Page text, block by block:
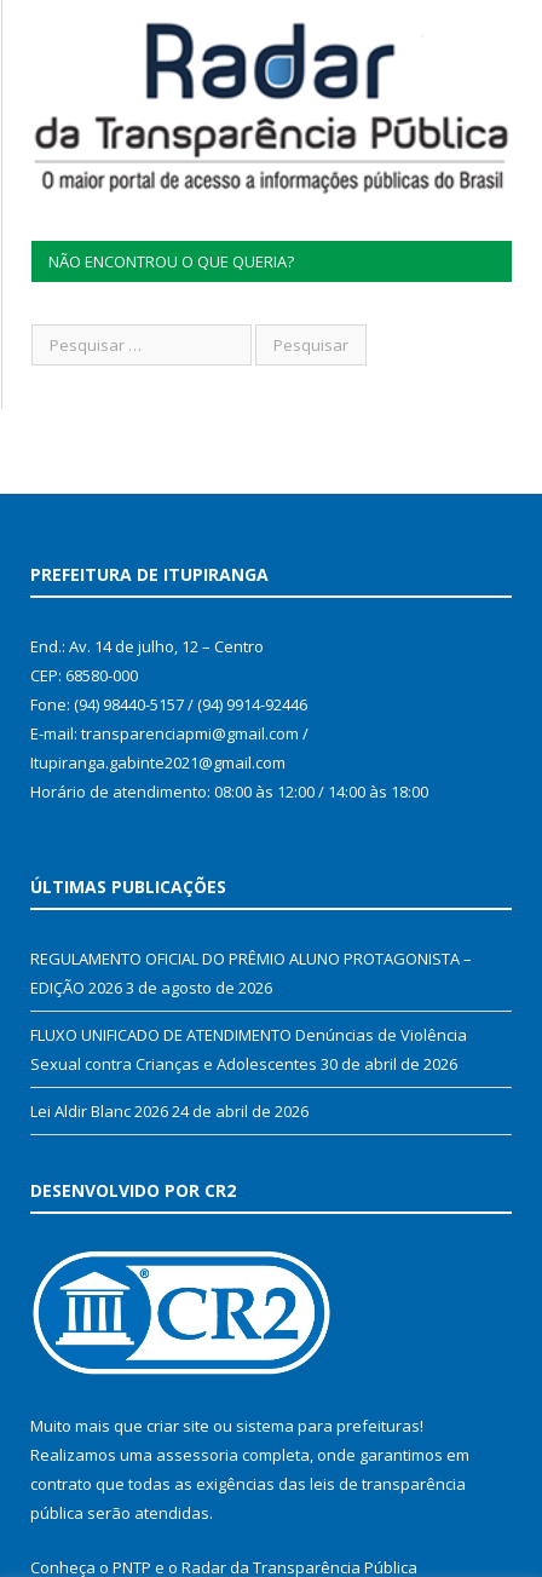
NÃO ENCONTROU O QUE QUERIA?
PREFEITURA DE ITUPIRANGA
End.: Av. 14 de julho, 12 – Centro
CEP: 68580-000
Fone: (94) 98440-5157 / (94) 9914-92446
E-mail: transparenciapmi@gmail.com /
Itupiranga.gabinte2021@gmail.com
Horário de atendimento: 08:00 às 12:00 / 14:00 às 18:00
ÚLTIMAS PUBLICAÇÕES
REGULAMENTO OFICIAL DO PRÊMIO ALUNO PROTAGONISTA –
EDIÇÃO 20263 de agosto de 2026
FLUXO UNIFICADO DE ATENDIMENTO Denúncias de Violência
Sexual contra Crianças e Adolescentes 30 de abril de 2026
Lei Aldir Blanc 202624 de abril de 2026
DESENVOLVIDO POR CR2
Muito mais que criar site ou sistema para prefeituras!
Realizamos uma assessoria completa, onde garantimos em
contrato que todas as exigências das leis de transparência
pública serão atendidas.
Conheça o PNTP e o Radar da Transparência Pública